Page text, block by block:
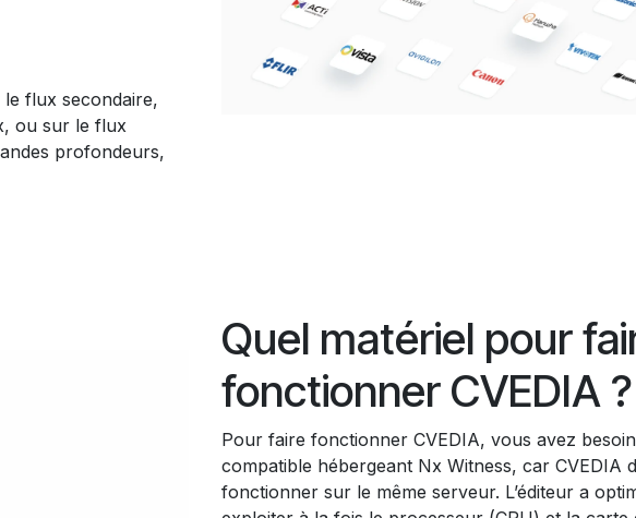
flux secondaire,
ou sur le flux
profondeurs,
Quel matériel pour
fonctionner CVEDIA ?
Pour faire fonctionner CVEDIA, vous avez
compatible hébergeant Nx Witness, car CVEDIA
fonctionner sur le même serveur. L’éditeur a